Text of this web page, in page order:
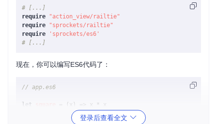
# [...]
require
"action_view/railtie"
require
"sprockets/railtie"
require
'sprockets/es6'
# [...]
现在，你可以编写ES6代码了：
// app.es6
let = ( x ) => x * x
登录后查看全文